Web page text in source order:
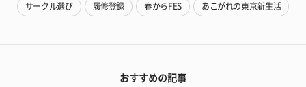
サークル選び 履修登録 春からFES あこがれの東京新生活
おすすめの記事